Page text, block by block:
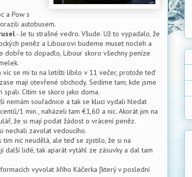
a Pow s
autobusem.
- Je tu strašné vedro. Všude. Už to vypadalo, že
peněz a Libourovi budeme muset nocleh a
dobře to dopadlo, Libour skoro všechny peníze
víc se mi tu na letišti líbilo v 11 večer, protože teď
mají otevřené obchody. Sedíme tam, kde jsme
Cítím se skoro jako doma.
nemám souřadnice a tak se kluci vydali hledat
1 min., naházeli tam €1,60 a nic. Akorát jim na
že si mají podat žádost o vrácení peněz.
nechali zavolat vedoucího.
tím nic neudělá, ale teď se zjistilo, že si na
další lidé, tak aparát vytáhl ze zásuvky a dal tam
vyvolat Jiřího Káčerka [který v poslední